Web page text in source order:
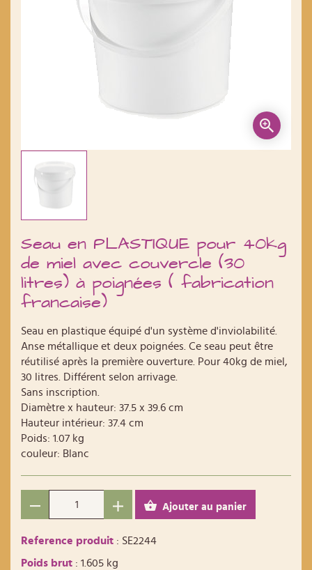
Seau en PLASTIQUE pour 40kg
de miel avec couvercle (30
litres) à poignées ( fabrication
francaise)
Seau en plastique équipé d'un système d'inviolabilité.
Anse métallique et deux poignées. Ce seau peut être
réutilisé après la première ouverture. Pour 40kg de miel,
30 litres. Différent selon arrivage.
Sans inscription.
Diamètre x hauteur: 37.5 x 39.6 cm
Hauteur intérieur: 37.4 cm
Poids: 1.07 kg
couleur: Blanc
Ajouter au panier
Reference produit : SE2244
Poids brut : 1.605 kg